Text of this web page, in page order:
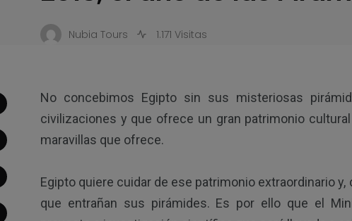
Nubia Tours 1.171 Visitas
No concebimos Egipto sin sus misteriosas
civilizaciones y que ofrece un gran patrimonio
maravillas que ofrece.
Egipto quiere cuidar de ese patrimonio extraordinario
que entrañan sus pirámides. Es por ello que el